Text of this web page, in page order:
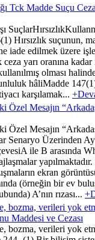
Tck Madde Suçu
Hırsızlık suçunun,
iade edilmek üzere
yarı oranına
olması
hâliMadde 147(1)
karşılamak...
Özel Mesajın
Özel Mesajın
Senaryo Üzerinden
ile B arasında
ekran
(örneğin bir ev
A’nın rızası...
bozma, verileri yok
Maddesi ve Cezası
bozma, verileri yok